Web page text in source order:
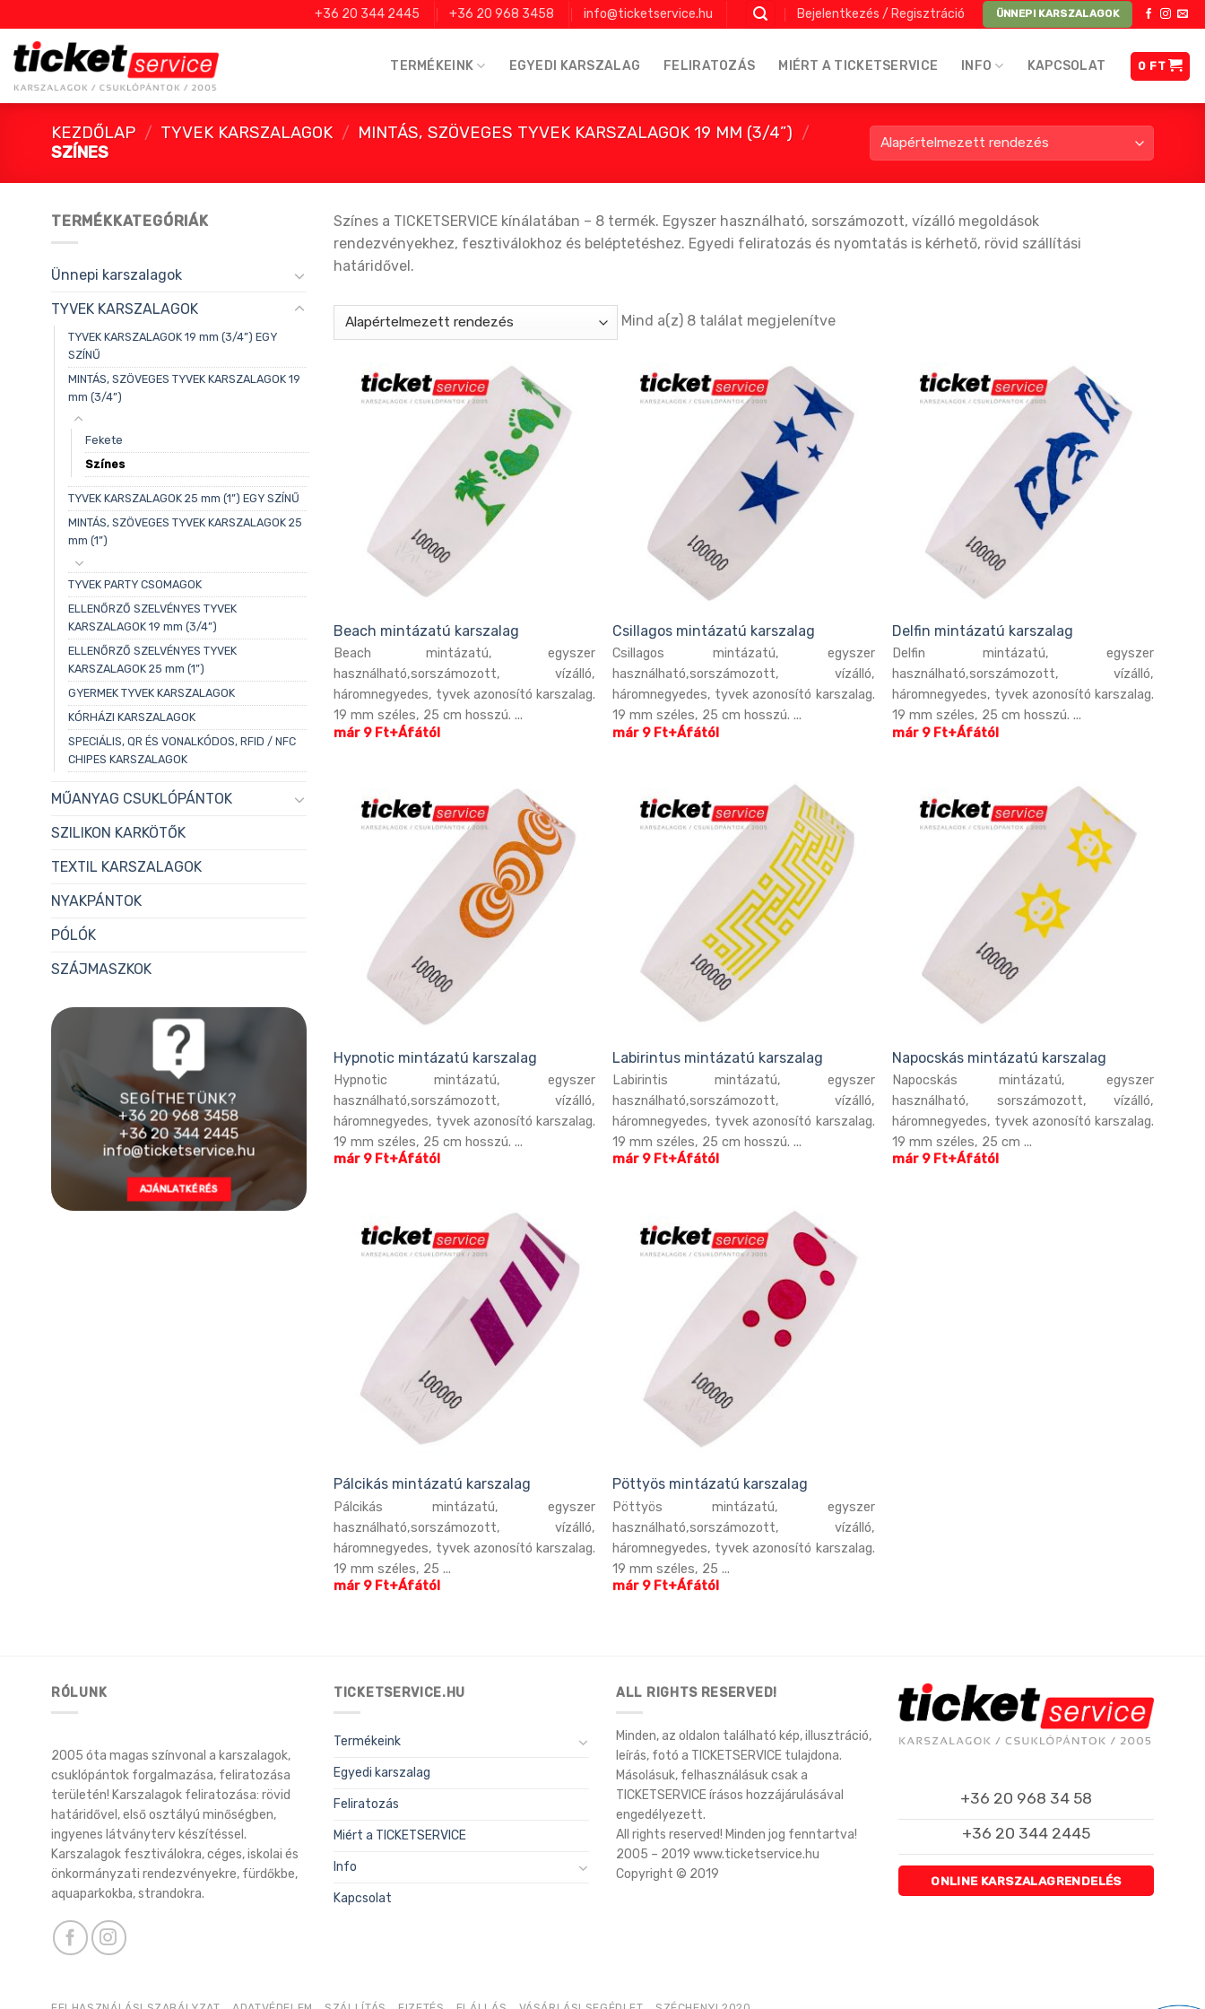
to
content
+36 20 344 2445 +36 20 968 3458 info@ticketservice.hu Bejelentkezés / Regisztráció ÜNNEPI KARSZALAGOK
TERMÉKEINK EGYEDI KARSZALAG FELIRATOZÁS MIÉRT A TICKETSERVICE INFO KAPCSOLAT 0 FT
KEZDŐLAP / TYVEK KARSZALAGOK / MINTÁS, SZÖVEGES TYVEK KARSZALAGOK 19 MM (3/4”) /
SZÍNES
TERMÉKKATEGÓRIÁK
Ünnepi karszalagok
TYVEK KARSZALAGOK
TYVEK KARSZALAGOK 19 mm (3/4”) EGY
SZÍNŰ
MINTÁS, SZÖVEGES TYVEK KARSZALAGOK 19
mm (3/4”)
Fekete
Színes
TYVEK KARSZALAGOK 25 mm (1”) EGY SZÍNŰ
MINTÁS, SZÖVEGES TYVEK KARSZALAGOK 25
mm (1”)
TYVEK PARTY CSOMAGOK
ELLENŐRZŐ SZELVÉNYES TYVEK
KARSZALAGOK 19 mm (3/4”)
ELLENŐRZŐ SZELVÉNYES TYVEK
KARSZALAGOK 25 mm (1”)
GYERMEK TYVEK KARSZALAGOK
KÓRHÁZI KARSZALAGOK
SPECIÁLIS, QR ÉS VONALKÓDOS, RFID / NFC
CHIPES KARSZALAGOK
MŰANYAG CSUKLÓPÁNTOK
SZILIKON KARKÖTŐK
TEXTIL KARSZALAGOK
NYAKPÁNTOK
PÓLÓK
SZÁJMASZKOK
SEGÍTHETÜNK?
+36 20 968 3458
+36 20 344 2445
info@ticketservice.hu
AJÁNLATKÉRÉS
Színes a TICKETSERVICE kínálatában – 8 termék. Egyszer használható, sorszámozott, vízálló megoldások
rendezvényekhez, fesztiválokhoz és beléptetéshez. Egyedi feliratozás és nyomtatás is kérhető, rövid szállítási
határidővel.
Mind a(z) 8 találat megjelenítve
Beach mintázatú karszalag
Beach mintázatú, egyszer
használható,sorszámozott, vízálló,
háromnegyedes, tyvek azonosító karszalag.
19 mm széles, 25 cm hosszú. ...
már 9 Ft+Áfától
Csillagos mintázatú karszalag
Csillagos mintázatú, egyszer
használható,sorszámozott, vízálló,
háromnegyedes, tyvek azonosító karszalag.
19 mm széles, 25 cm hosszú. ...
már 9 Ft+Áfától
Delfin mintázatú karszalag
Delfin mintázatú, egyszer
használható,sorszámozott, vízálló,
háromnegyedes, tyvek azonosító karszalag.
19 mm széles, 25 cm hosszú. ...
már 9 Ft+Áfától
Hypnotic mintázatú karszalag
Hypnotic mintázatú, egyszer
használható,sorszámozott, vízálló,
háromnegyedes, tyvek azonosító karszalag.
19 mm széles, 25 cm hosszú. ...
már 9 Ft+Áfától
Labirintus mintázatú karszalag
Labirintis mintázatú, egyszer
használható,sorszámozott, vízálló,
háromnegyedes, tyvek azonosító karszalag.
19 mm széles, 25 cm hosszú. ...
már 9 Ft+Áfától
Napocskás mintázatú karszalag
Napocskás mintázatú, egyszer
használható, sorszámozott, vízálló,
háromnegyedes, tyvek azonosító karszalag.
19 mm széles, 25 cm ...
már 9 Ft+Áfától
Pálcikás mintázatú karszalag
Pálcikás mintázatú, egyszer
használható,sorszámozott, vízálló,
háromnegyedes, tyvek azonosító karszalag.
19 mm széles, 25 ...
már 9 Ft+Áfától
Pöttyös mintázatú karszalag
Pöttyös mintázatú, egyszer
használható,sorszámozott, vízálló,
háromnegyedes, tyvek azonosító karszalag.
19 mm széles, 25 ...
már 9 Ft+Áfától
RÓLUNK
2005 óta magas színvonal a karszalagok,
csuklópántok forgalmazása, feliratozása
területén! Karszalagok feliratozása: rövid
határidővel, első osztályú minőségben,
ingyenes látványterv készítéssel.
Karszalagok fesztiválokra, céges, iskolai és
önkormányzati rendezvényekre, fürdőkbe,
aquaparkokba, strandokra.
TICKETSERVICE.HU
Termékeink
Egyedi karszalag
Feliratozás
Miért a TICKETSERVICE
Info
Kapcsolat
ALL RIGHTS RESERVED!
Minden, az oldalon található kép, illusztráció,
leírás, fotó a TICKETSERVICE tulajdona.
Másolásuk, felhasználásuk csak a
TICKETSERVICE írásos hozzájárulásával
engedélyezett.
All rights reserved! Minden jog fenntartva!
2005 – 2019 www.ticketservice.hu
Copyright © 2019
+36 20 968 34 58
+36 20 344 2445
ONLINE KARSZALAGRENDELÉS